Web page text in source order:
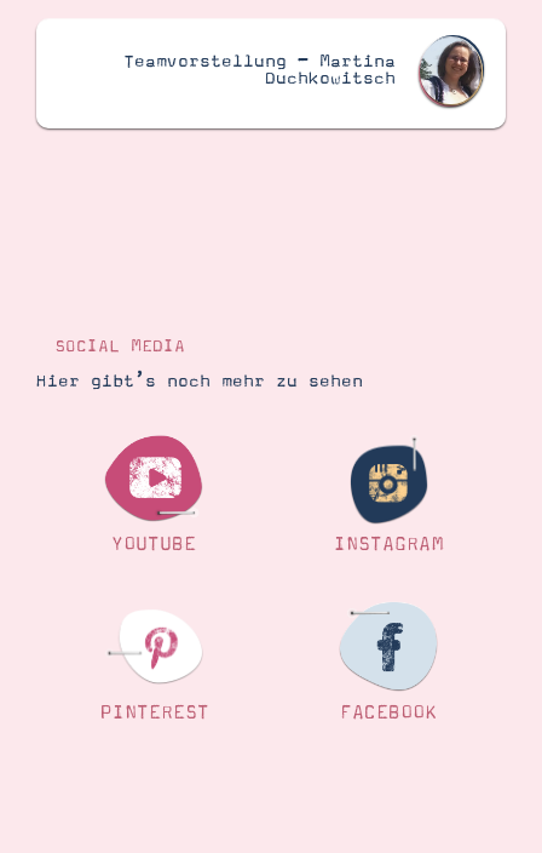
Teamvorstellung – Martina
Duchkowitsch
SOCIAL MEDIA
Hier gibt’s noch mehr zu sehen
YOUTUBE INSTAGRAM
PINTEREST FACEBOOK